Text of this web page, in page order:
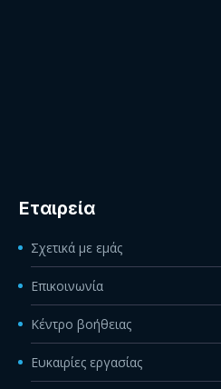
Εταιρεία
Σχετικά με εμάς
Επικοινωνία
Κέντρο βοήθειας
Ευκαιρίες εργασίας